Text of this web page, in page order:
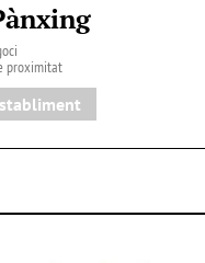
proximitat